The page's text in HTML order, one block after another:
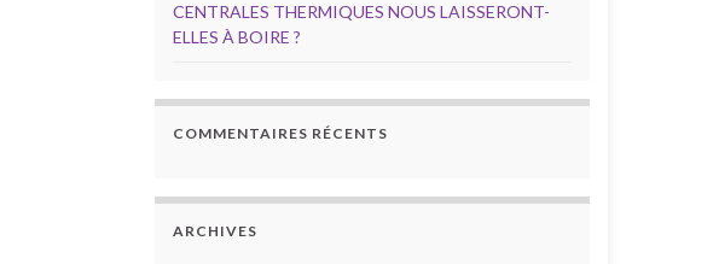
CENTRALES THERMIQUES NOUS LAISSERONT-
ELLES À BOIRE ?
COMMENTAIRES RÉCENTS
ARCHIVES